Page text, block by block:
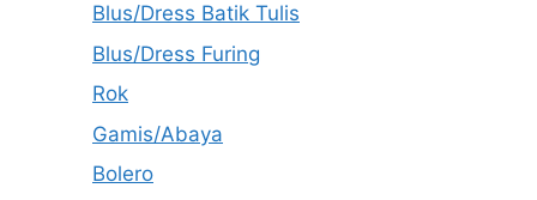
Blus/Dress Batik Tulis
Blus/Dress Furing
Rok
Gamis/Abaya
Bolero